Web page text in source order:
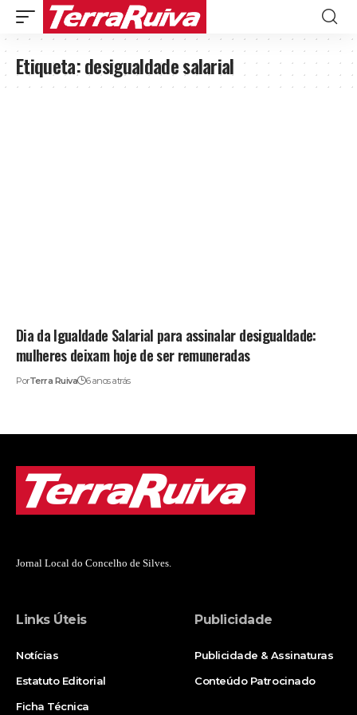
Etiqueta:desigualdade salarial
Dia da Igualdade Salarial para assinalar desigualdade:
mulheres deixam hoje de ser remuneradas
PorTerra Ruiva 6 anos atrás
Jornal Local do Concelho de Silves.
Links Úteis
Notícias
Estatuto Editorial
Ficha Técnica
Publicidade
Publicidade & Assinaturas
Conteúdo Patrocinado